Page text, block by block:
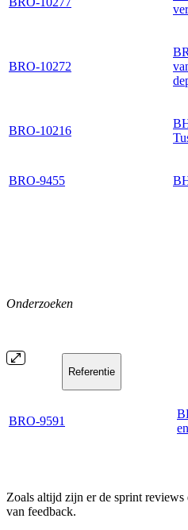
BRO-10272
BRO-10216
BRO-9455
Onderzoeken
Referentie
BRO-9591
Zoals altijd zijn er de sprint reviews
van feedback.